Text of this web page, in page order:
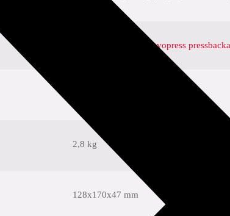
P5990V P5990V - Novopress
2,8 kg
128x170x47 mm